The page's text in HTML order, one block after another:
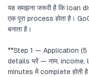
यह समझना जरूरी है कि loan
एक पूरा process होता है।
बनाता है।
**Step 1 — Application (5
details भरें — नाम,
minutes में complete होती